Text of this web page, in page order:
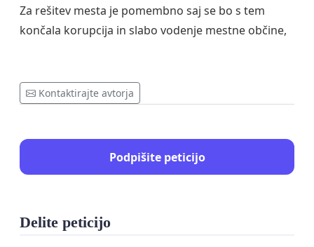
Za rešitev mesta je pomembno saj se bo s tem
končala korupcija in slabo vodenje mestne občine,
Kontaktirajte avtorja
Podpišite peticijo
Delite peticijo